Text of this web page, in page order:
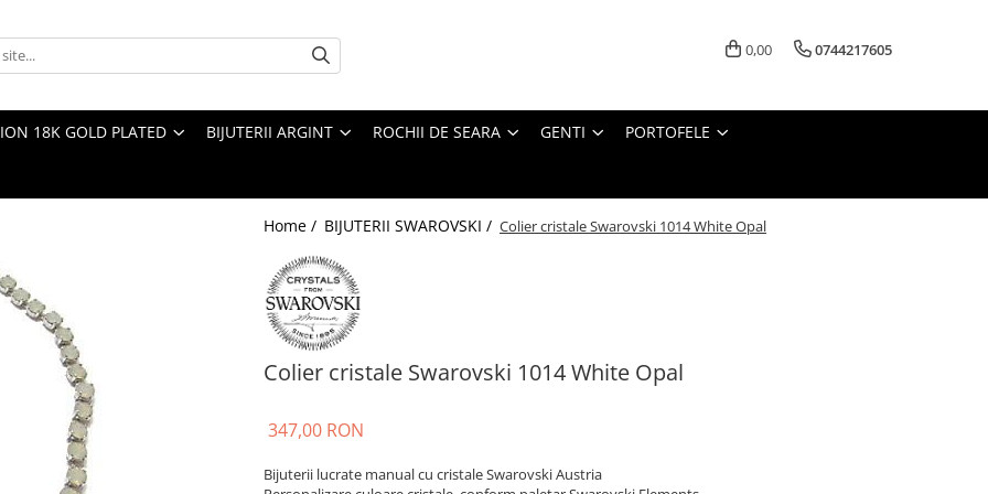
0,00 0744217605
18K GOLD PLATED BIJUTERII ARGINT ROCHII DE SEARA GENTI PORTOFELE
Home / BIJUTERII SWAROVSKI / Colier cristale Swarovski 1014 White Opal
Colier cristale Swarovski 1014 White Opal
347,00 RON
Bijuterii lucrate manual cu cristale Swarovski Austria